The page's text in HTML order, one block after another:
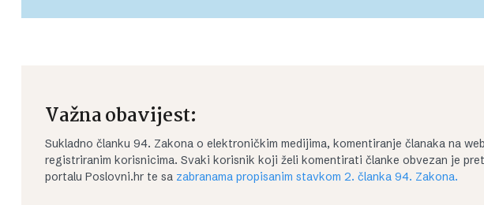
Važna obavijest:
Sukladno članku 94. Zakona o elektroničkim medijima, komentiranje članaka na
registriranim korisnicima. Svaki korisnik koji želi komentirati članke obvezan je
portalu Poslovni.hr te sa zabranama propisanim stavkom 2. članka 94. Zakona.